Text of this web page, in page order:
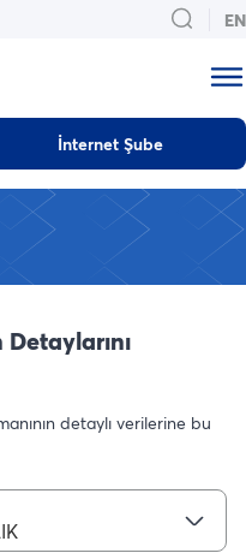
EN
İnternet Şube
detaylı verilerine bu